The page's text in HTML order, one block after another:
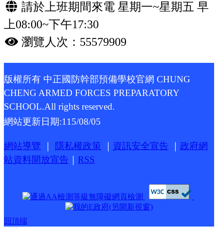
請於上班期間來電 星期一~星期五 早
上08:00~下午17:30
瀏覽人次：55579909
版權所有 中正國防幹部預備學校官網 CHUNG
CHENG ARMED FORCES PREPARATORY
SCHOOL.All rights reserved.
網站更新日期:115/08/05
網站導覽 隱私權政策 資訊安全宣告
政府網
站資料開放宣告
RSS
回頂端